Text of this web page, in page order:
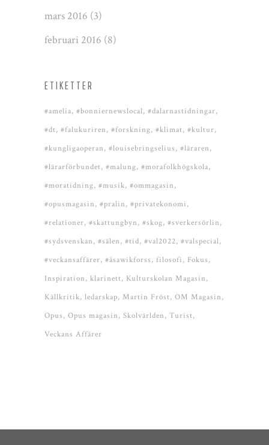
mars 2016 (3)
februari 2016 (8)
ETIKETTER
#amelia #bonniernewslocal #dalarnastidningar
#dt #falukuriren #forskning #klimat #kultur
#kungligaoperan #louisebringselius #läraren
#lärarförbundet #malung #morafolkhögskola
#moratidning #musik #ommagasin
#opusmagasin #pralin #privatekonomi
#relationer #skattungbyn #skog #sverkersörlin
#sydsvenskan #sälen #tid #val2022 #valspecial
#veckansaffärer #åsawikforss filosofi
Fokus
Inspiration klarinett Kulturskolan Magasin
Källkritik ledarskap Martin Fröst OM Magasin
Opus Opus magasin Skolvärlden Turist
Veckans Affärer